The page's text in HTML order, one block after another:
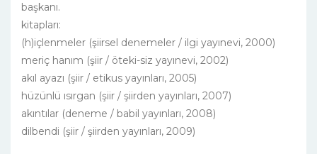
başkanı.
kitapları:
(h)içlenmeler (şiirsel denemeler / ilgi yayınevi, 2000)
meriç hanım (şiir / öteki-siz yayınevi, 2002)
akıl ayazı (şiir / etikus yayınları, 2005)
hüzünlü ısırgan (şiir / şiirden yayınları, 2007)
akıntılar (deneme / babil yayınları, 2008)
dilbendi (şiir / şiirden yayınları, 2009)